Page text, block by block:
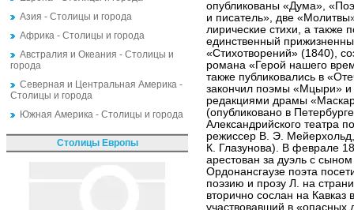
Азия - Столицы и города
Африка - Столицы и города
Австралия и Океания - Столицы и
города
Северная и Центральная Америка -
Столицы и города
Южная Америка - Столицы и города
Столицы Европы
опубликованы «Дума»,
и писатель», две
лирические стихи, а
единственный
«Стихотворений» (1840),
романа «Герой нашего
также публиковались в
закончил поэмы «Мцыри»
редакциями драмы
(опубликовано в
Александрийского театра
режиссер В. Э.
К. Глазунова). В феврале
арестован за дуэль с
Ордонансгаузе поэта
поэзию и прозу Л. на
вторично сослан на
участвовавший в «опасных